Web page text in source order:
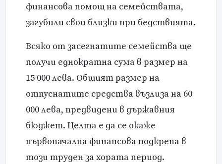
финансова помощ на семействата,
загубили свои близки при бедствията.
Всяко от засегнатите семейства ще
получи еднократна сума в размер на
15 000 лева. Общият размер на
отпуснатите средства възлиза на 60
000 лева, предвидени в държавния
бюджет. Целта е да се окаже
първоначална финансова подкрепа в
този труден за хората период.